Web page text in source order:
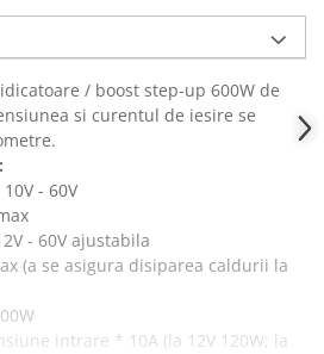
testare
izolatie
/ boost step-up 600W de
si curentul de iesire se
- 60V
- 60V ajustabila
(a se asigura disiparea caldurii la
intrare * 10A (la 12V 120W; la